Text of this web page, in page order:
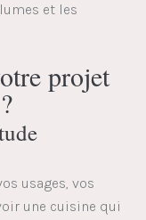
et les
projet
usages, vos
une cuisine qui